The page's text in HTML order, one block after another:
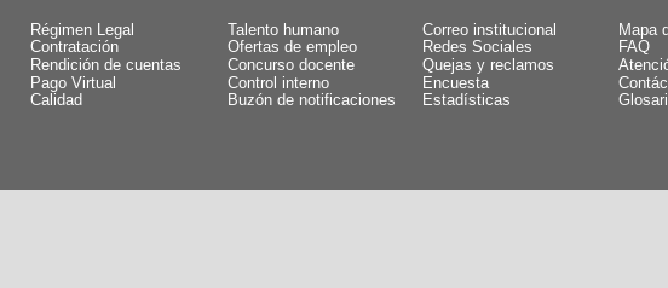
Régimen Legal
Talento humano
Contratación
Ofertas de empleo
Rendición de cuentas
Concurso docente
Pago Virtual
Control interno
Calidad
Buzón de notificaciones
Correo institucional
Mapa
Redes Sociales
FAQ
Quejas y reclamos
Encuesta
Estadísticas